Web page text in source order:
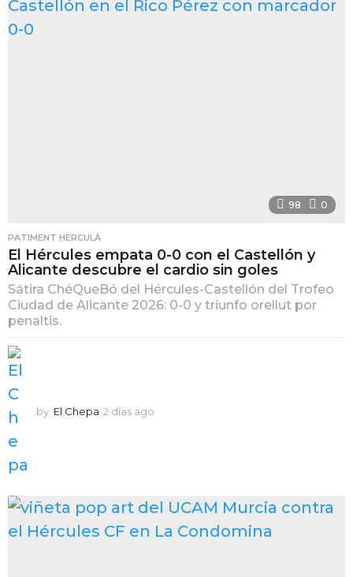
98 0
PATIMENT HERCULÀ
El Hércules empata 0-0 con el Castellón y
Alicante descubre el cardio sin goles
Sátira ChéQueBó del Hércules-Castellón del Trofeo
Ciudad de Alicante 2026: 0-0 y triunfo orellut por
penaltis.
by El Chepa 2 días ago
g
o